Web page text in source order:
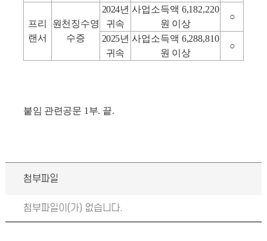
프리
랜서
원천징수영
수증
2024년
귀속
사업소득액 6,182,220
원 이상
○
2025년
귀속
사업소득액 6,288,810
원 이상
○
붙임 관련공문 1 부. 끝.
첨부파일
첨부파일이(가) 없습니다.